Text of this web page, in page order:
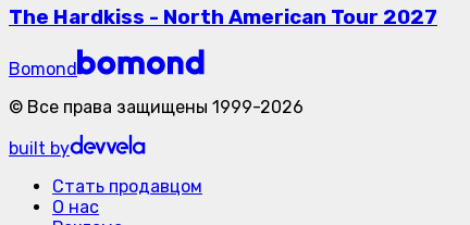
The Hardkiss - North American Tour 2027
Bomond
© Все права защищены 1999-2026
built by
Стать продавцом
О нас